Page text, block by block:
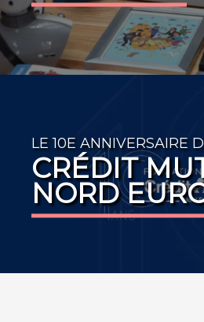
LE 10E ANNIVERSAIRE
CRÉDIT
NORD